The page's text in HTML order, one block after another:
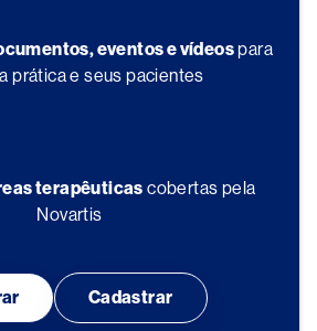
eventos e vídeospara
prática e seus pacientes
terapêuticas cobertas pela
Novartis
Cadastrar